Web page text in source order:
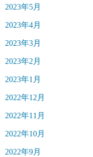
2023年5月
2023年4月
2023年3月
2023年2月
2023年1月
2022年12月
2022年11月
2022年10月
2022年9月